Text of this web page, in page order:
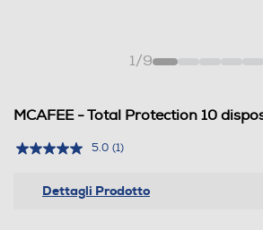
1/9
MCAFEE - Total Protection 10
5.0 (1)
Dettagli Prodotto